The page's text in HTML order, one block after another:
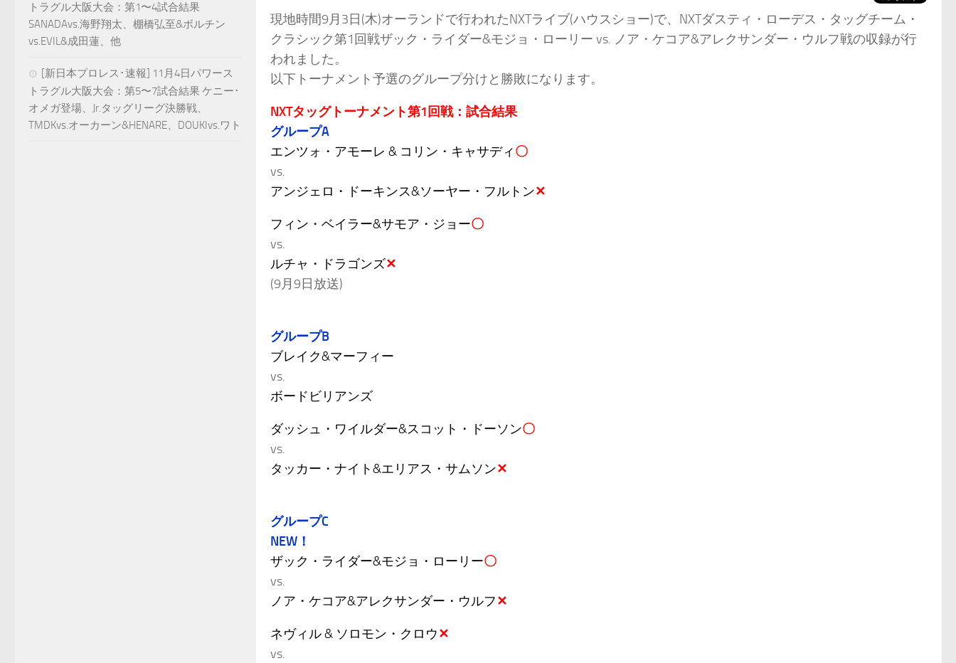
現地時間9月3日(木)オーランドで行われたNXTライブ(ハウスショー)で、NXTダスティ・ローデス・タッグチーム・
クラシック第1回戦ザック・ライダー&モジョ・ローリー vs. ノア・ケコア&アレクサンダー・ウルフ戦の収録が行
われました。
以下トーナメント予選のグループ分けと勝敗になります。
NXTタッグトーナメント第1回戦：試合結果
グループA
エンツォ・アモーレ & コリン・キャサディ〇
vs.
アンジェロ・ドーキンス&ソーヤー・フルトン✕
フィン・ベイラー&サモア・ジョー〇
vs.
ルチャ・ドラゴンズ✕
(9月9日放送)
グループB
ブレイク&マーフィー
vs.
ボードビリアンズ
ダッシュ・ワイルダー&スコット・ドーソン〇
vs.
タッカー・ナイト&エリアス・サムソン✕
グループC
NEW！
ザック・ライダー&モジョ・ローリー〇
vs.
ノア・ケコア&アレクサンダー・ウルフ✕
ネヴィル & ソロモン・クロウ✕
vs.
トラグル大阪大会：第1〜4試合結果
SANADAvs.海野翔太、棚橋弘至&ボルチン
vs.EVIL&成田蓮、他
[新日本プロレス･速報] 11月4日パワース
トラグル大阪大会：第5〜7試合結果 ケニー･
オメガ登場、Jr.タッグリーグ決勝戦、
TMDKvs.オーカーン&HENARE、DOUKIvs.ワト